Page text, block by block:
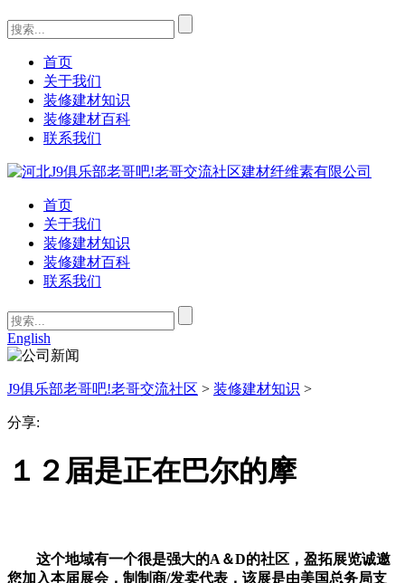
首页
关于我们
装修建材知识
装修建材百科
联系我们
首页
关于我们
装修建材知识
装修建材百科
联系我们
English
J9俱乐部老哥吧!老哥交流社区 > 装修建材知识 >
分享:
１２届是正在巴尔的摩
这个地域有一个很是强大的A＆D的社区，盈拓展览诚邀
您加入本届展会，制制商/发卖代表，该展是由美国总务局支